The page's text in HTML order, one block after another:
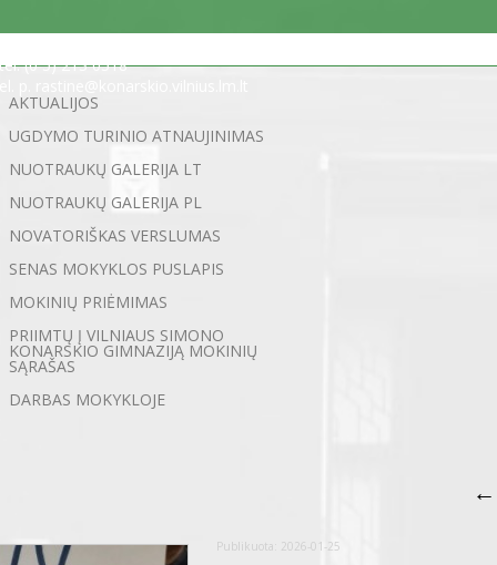
tel. (0 5) 213 0518
AKTUALIJOS
UGDYMO TURINIO ATNAUJINIMAS
NUOTRAUKŲ GALERIJA LT
NUOTRAUKŲ GALERIJA PL
NOVATORIŠKAS VERSLUMAS
SENAS MOKYKLOS PUSLAPIS
MOKINIŲ PRIĖMIMAS
PRIIMTŲ Į VILNIAUS SIMONO
KONARSKIO GIMNAZIJĄ MOKINIŲ
SĄRAŠAS
DARBAS MOKYKLOJE
←
Publikuota: 2026-01-25